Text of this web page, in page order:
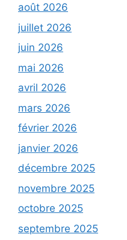
août 2026
juillet 2026
juin 2026
mai 2026
avril 2026
mars 2026
février 2026
janvier 2026
décembre 2025
novembre 2025
octobre 2025
septembre 2025